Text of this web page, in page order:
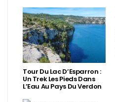
Tour Du Lac D’Esparron :
Un Trek Les Pieds Dans
L’Eau Au Pays Du Verdon